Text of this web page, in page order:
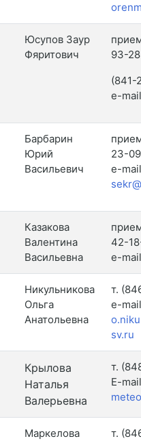
Юсупов Заур
Фяритович
93-
(841-
e-
Барбарин
Юрий
Васильевич
23-
e-
Казакова
Валентина
Васильевна
42-
e-
Никульникова
Ольга
Анатольевна
т.
e-
sv.ru
Крылова
Наталья
Валерьевна
т.
E-
Маркелова
т.